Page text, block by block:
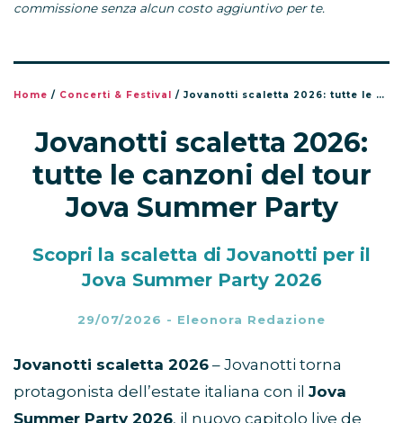
commissione senza alcun costo aggiuntivo per te.
Home / Concerti & Festival / Jovanotti scaletta 2026: tutte le canzoni del tour Jova Summer Party
Jovanotti scaletta 2026:
tutte le canzoni del tour
Jova Summer Party
Scopri la scaletta di Jovanotti per il
Jova Summer Party 2026
29/07/2026 - Eleonora Redazione
Jovanotti scaletta 2026 – Jovanotti torna
protagonista dell’estate italiana con il Jova
Summer Party 2026, il nuovo capitolo live de